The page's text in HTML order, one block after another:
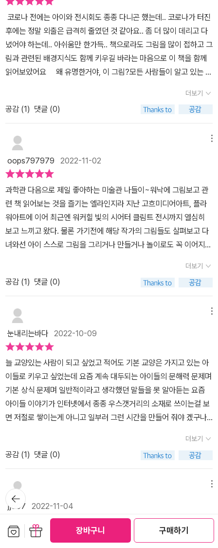
장바구니 구매하기
개 되어 있다. 그리고 코로나 바이러스 유행으로 관광객이 줄 자 ‘〈모
나리자〉 작품을 가까이에서 단독으로 볼 수 있는 기회’ 온라인 경매를
열었는데 한화로 약 1억 650만원에 낙찰 되었다는 최신 이야기도 흥
미로움을 주었다. - ‘인상파’, ‘인상주의’라는 미술 용어를 한번은 접해
본 적 있을 것이다. ‘인상파’는 순간적으로 느껴지는 인상을 포착해 그
림을 그린 화가들의 모임을 뜻한다. 인상파 화가중에 대표적으로 ‘클
로드 모네’를 들 수 있다. 모네는 자기 작품을 통해 어떤 물질이든 계
절과 날씨와 시간에 따라 언제든 색이 변할 수 있음을 입증했다고 하
고 자주 아프고, 가족들이 줄줄이 병에 걸려 우울하고 어두운 시절을
보냈다고 한다. 그렇게 자신의 블안하고 우울한 감정이 그림으로 표
현이 되었다고 한다. 요즘 고물가 시대, 저임금, 러시아와 우크라이나
전쟁, 코로나바이러스 등의 어려운 상황에서 더더욱 뭉크의 <절규>
라는 작품이 내 마음과 감정을 잘 대변해주는 듯하다. - 살바도르 달
리 <기억의 지속> 그림도 유명하다. 손으로 꿈을 그리는 화가, 엉뚱
함, 고정관념에서 벗어난 작품의 세계 등 이런 것들로 유명해졌는데,
개인적으로 가장 창의력이 넘치는 화가라고 생각한다. 그래서 우리
녀〉 작품에 대한 ‘사기꾼’ 일화도 흥미로웠다. 다른 미술관련 책에서
는 〈진주 귀걸이를 한 소녀〉 검은색 배경으로 소녀의 인물에 집중, 왼
쪽에서 들어오는 빛의 반사로 소녀의 눈과 입술, 진주 귀걸이 광택등
고요함과 차분함에 대한 내용에 집중된 작품 소개를 대부분 하였는
데, 이 책은 달랐다. 페이메르가 그린 그림이라고 속이던 가짜가 독일
의 나치돌격대 대장에게 그림을 팔았다. 이후 독일이 전쟁에서 패배
하고 네달란두 국보급 작품이 어떻게 독일에게 넘어갔는지 조사하는
과정에서 가짜가 잡히게 되었다. 그 가짜는 독일 대장에 판 그림이 가
짜라는 것을 증명하게 되면서 독일을 속인 국민 영웅이 되었다는 뉴
스거리가 있었다. 그동안 〈진주 귀걸이를 한 소녀〉라는 작품은 많이
접했지만 이런 이야기는 처음 접해보았기 때문에 책과 그림작품에 대
도 들을 수 없었던 흥미로운 이야기가 소개되어있다. 서양 미술작품
야, 이 그림?』을 추천하고 싶다. * 위 리뷰는 출판사로부터 도서를 제
공받아 읽고 솔직하게 작성하였습니다. #왜유명한거야이그림#이유
리작가#허현경그림#우리학교출판사#미술#명화#미술작품#모나리
자#해돋이#별이빛나는밤에#초등추천도서#북스타그램
​ 코로나 전에는 아이와 전시회도 종종 다니곤 했는데.. 코로나가 터진
후에는 정말 외출은 급격히 줄였던 것 같아요.. 좀 더 많이 데리고 다
녔어야 하는데.. 아쉬움만 한가득.. 책으로라도 그림을 많이 접하고 그
림과 관련된 배경지식도 함께 키우길 바라는 마음으로 이 책을 함께
읽어보았어요 ​왜 유명한거야, 이 그림?모든 사람들이 알고 있는 명
들 중에서 왜 명화로 손꼽히는 걸까? 생각해보면 동시대에 수많은
작품들이 쏟아져 나왔을텐데 그 중 유독 명화로 손꼽히는 작품들에는
어떤 비밀이 있는지 아주 기본적인 의문을 가져본 적이 없더라고
요 그래서 아이와 이 책을 읽으며 명화에 숨어있는 비밀에 대해 파헤
쳐 보기로 했어요​​ 처음 등장한 그림부터 아주 유명한 명화네요 레오
나르도 다빈치의 모나리자 이 그림을 몇 번 본 적 있는 애물단지지
만 자세히 살펴보진 않은듯 글을 읽다가 문득 정말 눈썹이 없다고 말
하네요 ㅋ 저도 이 그림이 왜 유명한지 잘 몰랐는데 알고보니 당시에
는 사용하지 않았던 기법을 이용해 배경의 원근법을 잘 살리고 인물
의 분위기를 아주 서정적이고 아련하게 만든 그야말로 획기적인 작품
이었다고 하네요​​ 책은 가장 주목받는 작품들을 꼽아 작품의 특징, 작
품을 그린 기법, 시대 상황에 대한 이해, 그리고 같은 시대 유행했던
혹은 전혀 다른 기법으로 그림을 그렸던 다른 화가의 작품들도 같이
제시해 주고 있는데요 덕분에 같은 시대임에도 그림에 얼마나 큰 차
빛나는 밤 빈센트 반 고흐의 작품은 당시 사람들로부터 전혀 인정받
지 못했으나 결국 긴 시간을 견딘 후에 비로소 작품의 가치를 인정받
을 수 있었지요 ​​축 늘어져 있는 시계가 너무나도 인상적인 살바도르
달리의 기억의 지속이라는 그림 역시 그림의 제목이나 화가는 몰라
도 그림 자체는 안 본 사람이 없을 정도지요 시계를 어떻게 이렇게 독
특하게 그려냈을까 늘 궁금했는데 알고보니 달리가 저녁 식사로 치즈
를 먹다가 녹아내린 치즈를 보며 문득 시계를 떠올려 짧은 시간에 완
성한 그림이라니.. 사소한 계기를 창작에 접목시켜 독특한 자신만의
다는 말을 연발했네요 과연.. 천재는 뭐가 달라도 다른가 보죠? ​​ 보
티첼리의 비너스의 탄생 역시 정말 유명하죠 이 그림을 보고 우리 딸
은 조개 위에 사람이 타고 있다면서 자기도 타고 싶다고, 재미있어 보
인다는 말부터 하네요 사람이 아니라 미의 여신이라고 말해주며 바
다 거품에서 탄생한 아프로디테의 이야기부터 시작하자니 할 말이 너
~~~무 많아...ㅋ 여지껏 몰랐는데... 여신의 실존 모델이 있었다는
것과 보티첼리의 다른 작품들에서도 동일한 얼굴의 여성이 등장한다
는 것을 이제서야 알게 되다니.. 그야말로 이 여자는 보티첼리의 뮤
더보기
공감 (1) 댓글 (0)
oops797979 2022-11-02
과학관 다음으로 제일 좋아하는 미술관 나들이~워낙에 그림보고 관
련 책 읽어보는 것을 즐기는 엘라인지라 지난 고흐미디어아트, 플라
워아트에 이어 최근엔 워커힐 빛의 시어터 클림트 전시까지 열심히
보고 느끼고 왔다. 물론 가기전에 해당 작가의 그림들도 살펴보고 다
녀와선 아이 스스로 그림을 그리거나 만들거나 놀이로도 꼭 이어지게
한없이 부족하기에 더 아이 눈높이에 맞는 다양한 매체를 찾고자 노
력하고 있다. 그런데 어린이 맞춤 미술사라니!!!아이에게 미술의 매력
에 더욱 빠지게 할 좋은 계기가 될 [왜 유명한 거야, 이 그림?] 책을
접하게 되었다. 그 무엇보다 이 책을 선정한 이유는 단순히 어린이 맞
춤 미술 입문서라서가 아니라 저자 자신의 자녀에게 미술 작품에 관
해 이야기해 주고 함께 미술관에 다녀왔던 경험을 살려 집필한 책이
었기 때문이다. 그래서 인지 엘라도 다소 많은 글밥의 책임에도 재밌
는지 읽고 또 읽고 했다. 어떤 분야든 지난 역사를 알면 이해가 쉬운
것은 사실인거 같다. 비단 세계사, 한국사에 그치는 것이 아니라 음악
도 미술도 말이다. 그런 의미에서 그림의 숨은 이야기를 읽어나가는
것은 정말이지 너무 재미있다. 우리에게 너무나도 잘 알려져 있는 <
모나리자>. 왜 이 그림이 유명해졌을까? 딱히 이쁘지도 않은데... 여
기엔 아주 놀라운 사건이 있었다. 페루자라는 사람이 모나리자를 훔
쳤다 골동품상에게 팔려다 체포되며 대중들에게 '도둑맞을 정도로 굉
의 힘겨웠던 인생사에 대해선 이미 익히 알고 있기에 작품이 가지는
의미를 더욱 깊이 새길 수 있었다. 고흐가 살았던 당시에 사람들은 고
흐의 그림을 부담스러워했다고 한다. 워낙 색채가 강렬하니 당시 사
랑받던 <빌 다브레>와 비교해 보면 충분히 이해가 가는 대목이 아닐
수 없다. 지금에서야 유명하지 당시 시대사를 안다면 고흐가 살아생
더보기
공감 (1) 댓글 (0)
눈내리는바다 2022-10-09
늘 교양있는 사람이 되고 싶었고 적어도 기본 교양은 가지고 있는 아
이들로 키우고 싶었는데 요즘 계속 대두되는 아이들의 문해력 문제며
기본 상식 문제며 일반적이라고 생각했던 말들을 못 알아듣는 요즘
아이들 이야기가 인터넷에서 종종 우스갯거리의 소재로 쓰이는걸 보
면 저절로 쌓이는게 아니고 일부러 그런 시간을 만들어 줘야 겠구나
한 상황을 만들 아이들이 있기에 저는 저런 농담 상황을 웃어 넘길 수
없더라구요여튼..미술사나 명화는 대학때 교양수업으로 듣고 그 이후
에는 거의 찾아보지 못했떤 분야라 반갑기도 하고 나도 같이 읽어봐
야 겠다 싶었던게 진짜 유명한 작품들을 다루고 있어서 어디선가 한
번쯤은 봤던 그림이라 쉬울것 같기도 했구요.작품명만 봐도 죄다 아
는 그림들.그래도 일부러 보여주지 않음 알 수 없는 것들이라 아마 아
이들은 학교에서 배우는 명화 아님 대부분 잘 모르고 관심도 없더라
구요. 의외로 아이들 대상의 책들중 미술에 관련된 미술사나 작가에
더보기
공감 (1) 댓글 (0)
jjo07 2022-11-04
미술은 잘 모르지만 유명한 그림 한 두점 정도는 알고 있기 마련이지
뒤로가
기